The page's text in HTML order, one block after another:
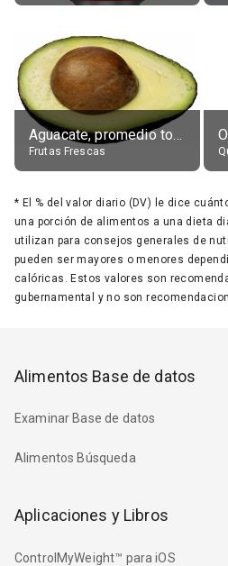
Aguacate, promedio todos variedades, crudo
Frutas Frescas
* El % del valor diario (DV) le dice
una porción de alimentos a una dieta
utilizan para consejos generales de
pueden ser mayores o menores
calóricas. Estos valores son
gubernamental y no son
Alimentos Base de datos
Examinar Base de datos
Alimentos Búsqueda
Aplicaciones y Libros
ControlMyWeight™ para iOS